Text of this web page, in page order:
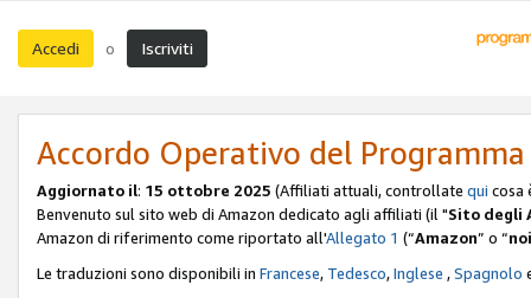
Accedi o Iscriviti
Accordo Operativo del
Aggiornato il: 15 ottobre 2025 (Affiliati attuali, controllate qui cosa
Benvenuto sul sito web di Amazon dedicato agli affiliati (il "Sito degli
Amazon di riferimento come riportato all'Allegato 1 (“Amazon” o “noi
Le traduzioni sono disponibili in Francese, Tedesco,Inglese ,Spagnolo